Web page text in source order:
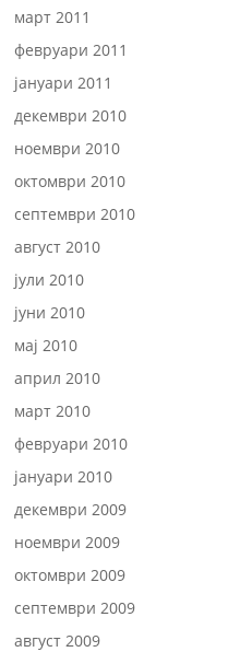
март 2011
февруари 2011
јануари 2011
декември 2010
ноември 2010
октомври 2010
септември 2010
август 2010
јули 2010
јуни 2010
мај 2010
април 2010
март 2010
февруари 2010
јануари 2010
декември 2009
ноември 2009
октомври 2009
септември 2009
август 2009